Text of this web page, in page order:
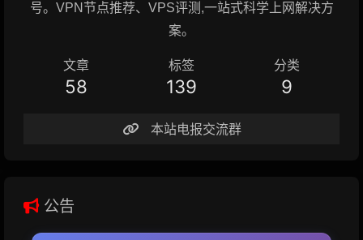
号。VPN节点推荐、VPS评测,一站式科学上网解决方
案。
文章
58
标签
139
分类
9
本站电报交流群
公告